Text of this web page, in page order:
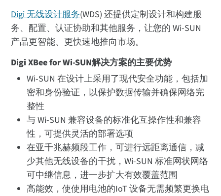
Digi 无线设计服务(WDS) 还提供定制设计和构建服
务、配置、认证协助和其他服务，让您的 Wi-SUN
产品更智能、更快速地推向市场。
Digi XBee for Wi-SUN解决方案的主要优势
Wi-SUN 在设计上采用了现代安全功能，包括加
密和身份验证，以保护数据传输并确保网络完
整性
与 Wi-SUN 兼容设备的标准化互操作性和兼容
性，可提供灵活的部署选项
在亚千兆赫频段工作，可进行远距离通信，减
少其他无线设备的干扰，Wi-SUN 标准网状网络
可中继信息，进一步扩大有效覆盖范围
高能效，使使用电池的IoT 设备无需频繁更换电